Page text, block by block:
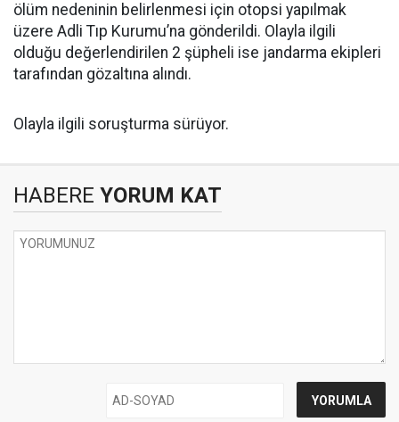
ölüm nedeninin belirlenmesi için otopsi yapılmak
üzere Adli Tıp Kurumu’na gönderildi. Olayla ilgili
olduğu değerlendirilen 2 şüpheli ise jandarma ekipleri
tarafından gözaltına alındı.
Olayla ilgili soruşturma sürüyor.
HABERE YORUM KAT